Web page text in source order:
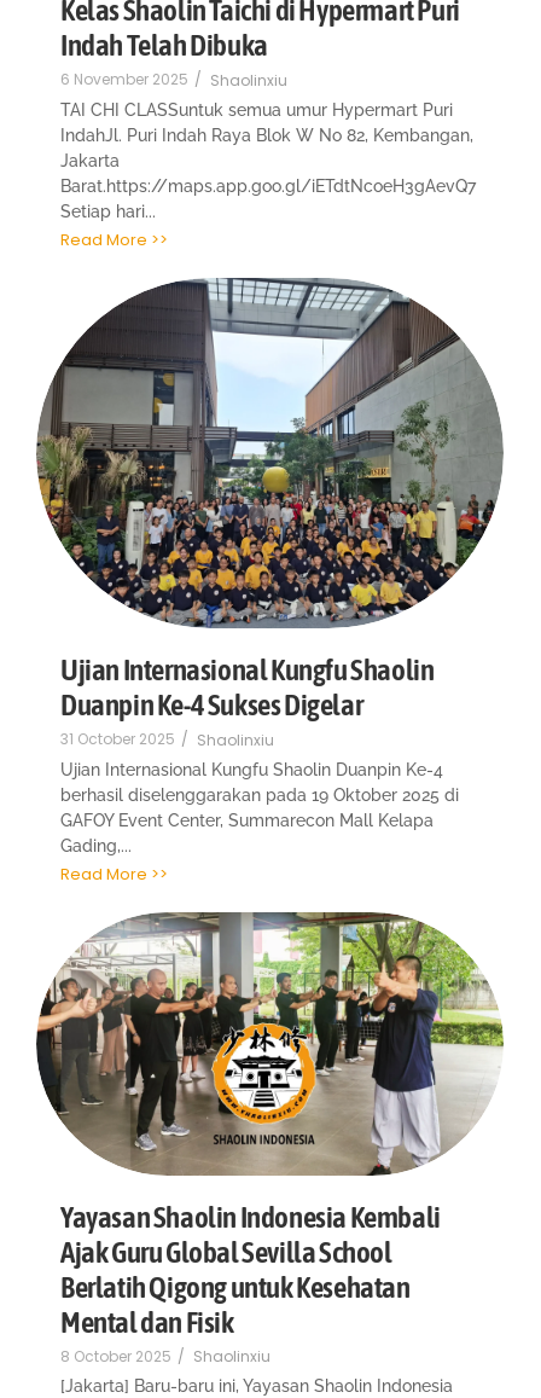
Kelas Shaolin Taichi di Hypermart Puri
Indah Telah Dibuka
6 November 2025 / Shaolinxiu
TAI CHI CLASSuntuk semua umur Hypermart Puri
IndahJl. Puri Indah Raya Blok W No 82, Kembangan,
Jakarta
Barat.https://maps.app.goo.gl/iETdtNcoeH3gAevQ7
Setiap hari...
Read More >>
Ujian Internasional Kungfu Shaolin
Duanpin Ke-4 Sukses Digelar
31 October 2025 / Shaolinxiu
Ujian Internasional Kungfu Shaolin Duanpin Ke-4
berhasil diselenggarakan pada 19 Oktober 2025 di
GAFOY Event Center, Summarecon Mall Kelapa
Gading,...
Read More >>
Yayasan Shaolin Indonesia Kembali
Ajak Guru Global Sevilla School
Berlatih Qigong untuk Kesehatan
Mental dan Fisik
8 October 2025 / Shaolinxiu
[Jakarta] Baru-baru ini, Yayasan Shaolin Indonesia